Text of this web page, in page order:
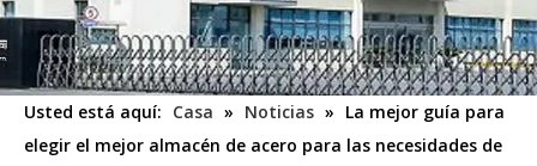
Usted está aquí: Casa » Noticias » La mejor guía para
elegir el mejor almacén de acero para las necesidades de